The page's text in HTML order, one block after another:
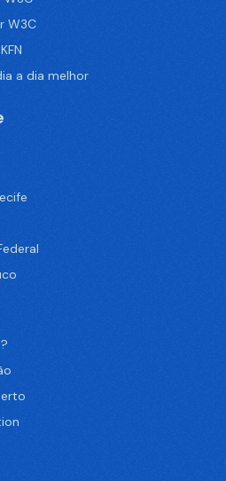
W3C
a dia melhor